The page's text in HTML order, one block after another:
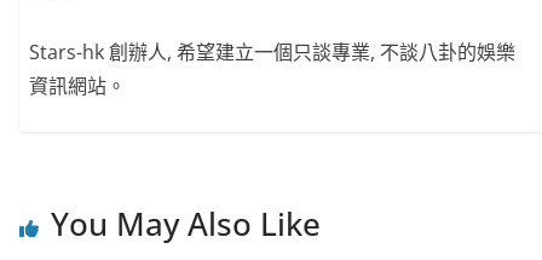
Stars-hk 創辦人, 希望建立一個只談專業, 不談八卦的娛樂
資訊網站。
You May Also Like